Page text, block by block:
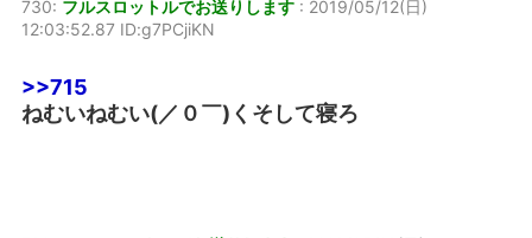
730: フルスロットルでお送りします : 2019/05/12(日)
12:03:52.87 ID:g7PCjiKN
>>715
ねむいねむい(／０￣)くそして寝ろ